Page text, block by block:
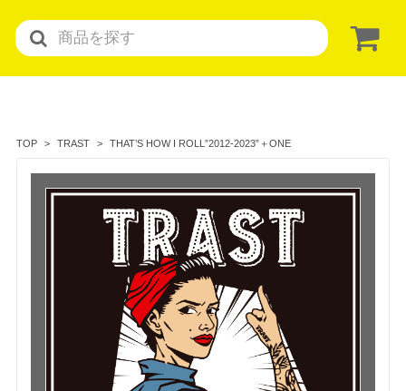
TOP TRAST THAT’S HOW I ROLL”2012-2023”＋ONE